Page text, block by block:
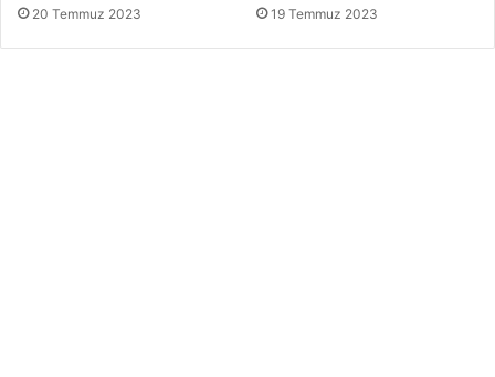
20 Temmuz 2023 19 Temmuz 2023